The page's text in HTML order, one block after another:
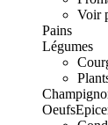
Voir
Pains
Légumes
Oeufs